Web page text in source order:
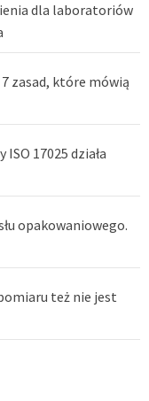
dla laboratoriów
zasad, które mówią
17025 działa
opakowaniowego.
też nie jest